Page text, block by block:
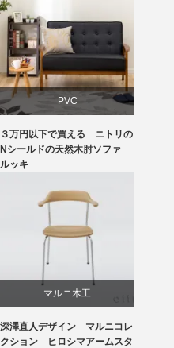
PVC
ソファ
ニトリ
３万円以下で買える ニトリの
Nシールドの天然木肘ソファ
ルッキ
マルニ木工
深澤直人
深澤直人デザイン マルニコレ
クション ヒロシマアームスタ